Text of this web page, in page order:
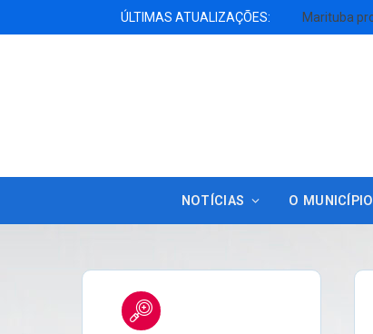
ÚLTIMAS ATUALIZAÇÕES:
NOTÍCIAS O MUNICÍPIO